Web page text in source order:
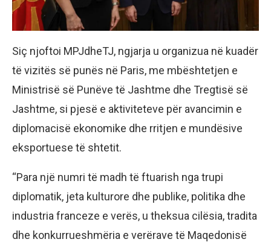
Siç njoftoi MPJdheTJ, ngjarja u organizua në kuadër
të vizitës së punës në Paris, me mbështetjen e
Ministrisë së Punëve të Jashtme dhe Tregtisë së
Jashtme, si pjesë e aktiviteteve për avancimin e
diplomacisë ekonomike dhe rritjen e mundësive
eksportuese të shtetit.
“Para një numri të madh të ftuarish nga trupi
diplomatik, jeta kulturore dhe publike, politika dhe
industria franceze e verës, u theksua cilësia, tradita
dhe konkurrueshmëria e verërave të Maqedonisë